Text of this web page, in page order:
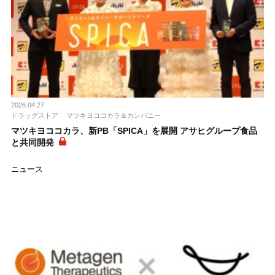
2026.04.27
ドラッグストア
マツキヨココカラ＆カンパニー
マツキヨココカラ、新PB「SPICA」を展開 アサヒグループ食品
と共同開発
ニュース